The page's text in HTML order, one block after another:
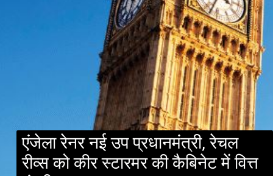
एंजेला रेनर नई उप प्रधानमंत्री, रेचल
रीव्स को कीर स्टारमर की कैबिनेट में वित्त